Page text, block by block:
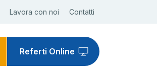
Lavora con noi Contatti
Referti Online